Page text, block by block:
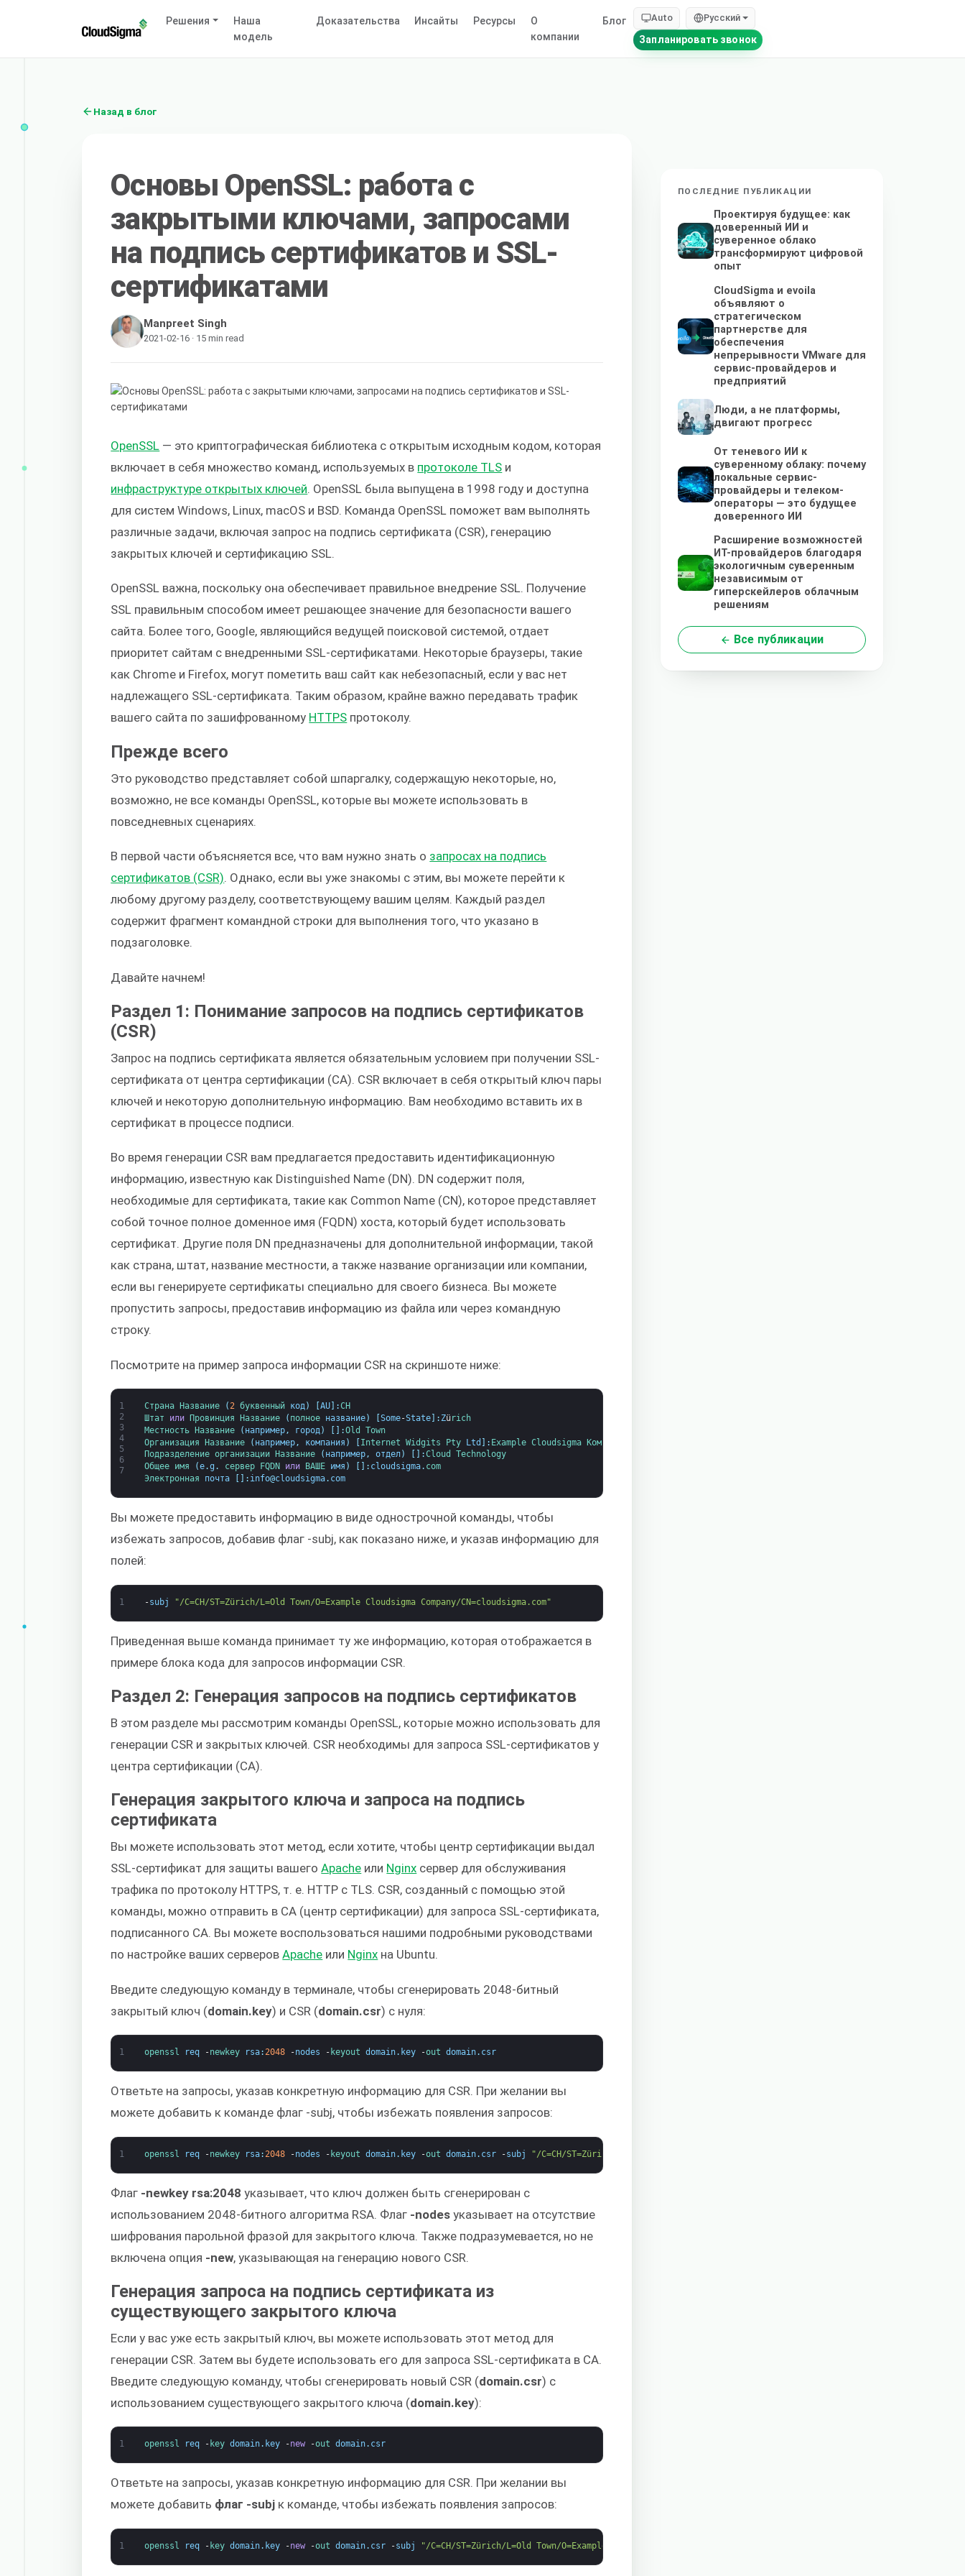
Решения
Наша
модель
Доказательства Инсайты Ресурсы
О
компании
Блог Auto Русский
Запланировать звонок
Назад в блог
Основы OpenSSL: работа с
закрытыми ключами, запросами
на подпись сертификатов и SSL-
сертификатами
Manpreet Singh
2021-02-16 · 15 min read
OpenSSL — это криптографическая библиотека с открытым исходным кодом, которая
включает в себя множество команд, используемых в протоколе TLS и
инфраструктуре открытых ключей. OpenSSL была выпущена в 1998 году и доступна
для систем Windows, Linux, macOS и BSD. Команда OpenSSL поможет вам выполнять
различные задачи, включая запрос на подпись сертификата (CSR), генерацию
закрытых ключей и сертификацию SSL.
OpenSSL важна, поскольку она обеспечивает правильное внедрение SSL. Получение
SSL правильным способом имеет решающее значение для безопасности вашего
сайта. Более того, Google, являющийся ведущей поисковой системой, отдает
приоритет сайтам с внедренными SSL-сертификатами. Некоторые браузеры, такие
как Chrome и Firefox, могут пометить ваш сайт как небезопасный, если у вас нет
надлежащего SSL-сертификата. Таким образом, крайне важно передавать трафик
вашего сайта по зашифрованному HTTPS протоколу.
Прежде всего
Это руководство представляет собой шпаргалку, содержащую некоторые, но,
возможно, не все команды OpenSSL, которые вы можете использовать в
повседневных сценариях.
В первой части объясняется все, что вам нужно знать о запросах на подпись
сертификатов (CSR). Однако, если вы уже знакомы с этим, вы можете перейти к
любому другому разделу, соответствующему вашим целям. Каждый раздел
содержит фрагмент командной строки для выполнения того, что указано в
подзаголовке.
Давайте начнем!
Раздел 1: Понимание запросов на подпись сертификатов
(CSR)
Запрос на подпись сертификата является обязательным условием при получении SSL-
сертификата от центра сертификации (CA). CSR включает в себя открытый ключ пары
ключей и некоторую дополнительную информацию. Вам необходимо вставить их в
сертификат в процессе подписи.
Во время генерации CSR вам предлагается предоставить идентификационную
информацию, известную как Distinguished Name (DN). DN содержит поля,
необходимые для сертификата, такие как Common Name (CN), которое представляет
собой точное полное доменное имя (FQDN) хоста, который будет использовать
сертификат. Другие поля DN предназначены для дополнительной информации, такой
как страна, штат, название местности, а также название организации или компании,
если вы генерируете сертификаты специально для своего бизнеса. Вы можете
пропустить запросы, предоставив информацию из файла или через командную
строку.
Посмотрите на пример запроса информации CSR на скриншоте ниже:
1
2
3
4
5
6
7
Страна Название (2 буквенный код) AU] :CH
Штат или Провинция Название ( полное название) Some-State] : Zürich
Местность Название ( например, город) [ ] :Old Town
Организация Название ( например, компания ) [Internet Widgits Pty Ltd ] : Example Cloudsigma Компания
Подразделение организации Название ( например, отдел) :Cloud Technology
Общее имя (e.g . сервер FQDN или ВАШЕ имя ) : cloudsigma. com
Электронная почта : info@cloudsigma. com
Вы можете предоставить информацию в виде однострочной команды, чтобы
избежать запросов, добавив флаг -subj, как показано ниже, и указав информацию для
полей:
1 -subj "/C=CH/ST=Zürich/L=Old Town/O=Example Cloudsigma Company/CN=cloudsigma.com"
Приведенная выше команда принимает ту же информацию, которая отображается в
примере блока кода для запросов информации CSR.
Раздел 2: Генерация запросов на подпись сертификатов
В этом разделе мы рассмотрим команды OpenSSL, которые можно использовать для
генерации CSR и закрытых ключей. CSR необходимы для запроса SSL-сертификатов у
центра сертификации (CA).
Генерация закрытого ключа и запроса на подпись
сертификата
Вы можете использовать этот метод, если хотите, чтобы центр сертификации выдал
SSL-сертификат для защиты вашегоApache или Nginx сервер для обслуживания
трафика по протоколу HTTPS, т. е. HTTP с TLS. CSR, созданный с помощью этой
команды, можно отправить в CA (центр сертификации) для запроса SSL-сертификата,
подписанного CA. Вы можете воспользоваться нашими подробными руководствами
по настройке ваших серверовApache или Nginx на Ubuntu.
Введите следующую команду в терминале, чтобы сгенерировать 2048-битный
закрытый ключ (domain.key) и CSR (domain.csr) с нуля:
1 openssl req -newkey rsa:2048 -nodes - keyout domain. key -out domain. csr
Ответьте на запросы, указав конкретную информацию для CSR. При желании вы
можете добавить к команде флаг -subj, чтобы избежать появления запросов:
1 openssl req -newkey rsa: 2048 -nodes - keyout domain. key -out domain. csr -subj "/C=CH/ST=Zürich/L=Old Town/O=Example Cloudsigma Company/CN=cloudsigma.com"
Флаг -newkey rsa:2048 указывает, что ключ должен быть сгенерирован с
использованием 2048-битного алгоритма RSA. Флаг -nodes указывает на отсутствие
шифрования парольной фразой для закрытого ключа. Также подразумевается, но не
включена опция -new, указывающая на генерацию нового CSR.
Генерация запроса на подпись сертификата из
существующего закрытого ключа
Если у вас уже есть закрытый ключ, вы можете использовать этот метод для
генерации CSR. Затем вы будете использовать его для запроса SSL-сертификата в CA.
Введите следующую команду, чтобы сгенерировать новый CSR (domain.csr) с
использованием существующего закрытого ключа (domain.key):
1 openssl req - key domain. key -new -out domain. csr
Ответьте на запросы, указав конкретную информацию для CSR. При желании вы
можете добавить флаг -subj к команде, чтобы избежать появления запросов:
1 openssl req - key domain. key -new -out domain. csr -subj "/C=CH/ST=Zürich/L=Old Town/O=Example Cloudsigma Company/CN=cloudsigma.com"
ПОСЛЕДНИЕ ПУБЛИКАЦИИ
Проектируя будущее: как
доверенный ИИ и
суверенное облако
трансформируют цифровой
опыт
CloudSigma и evoila
объявляют о
стратегическом
партнерстве для
обеспечения
непрерывности VMware для
сервис-провайдеров и
предприятий
Люди, а не платформы,
двигают прогресс
От теневого ИИ к
суверенному облаку: почему
локальные сервис-
провайдеры и телеком-
операторы — это будущее
доверенного ИИ
Расширение возможностей
ИТ-провайдеров благодаря
экологичным суверенным
независимым от
гиперскейлеров облачным
решениям
Все публикации